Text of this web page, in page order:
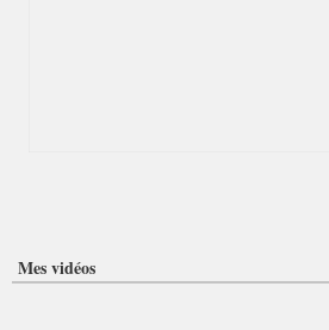
Mes vidéos